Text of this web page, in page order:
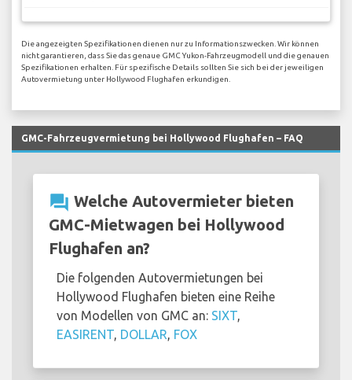
Die angezeigten Spezifikationen dienen nur zu Informationszwecken. Wir können
nicht garantieren, dass Sie das genaue GMC Yukon-Fahrzeugmodell und die genauen
Spezifikationen erhalten. Für spezifische Details sollten Sie sich bei der jeweiligen
Autovermietung unter Hollywood Flughafen erkundigen.
GMC-Fahrzeugvermietung bei Hollywood Flughafen – FAQ
question_answer Welche Autovermieter bieten
GMC-Mietwagen bei Hollywood
Flughafen an?
Die folgenden Autovermietungen bei
Hollywood Flughafen bieten eine Reihe
von Modellen von GMC an: SIXT,
EASIRENT, DOLLAR, FOX